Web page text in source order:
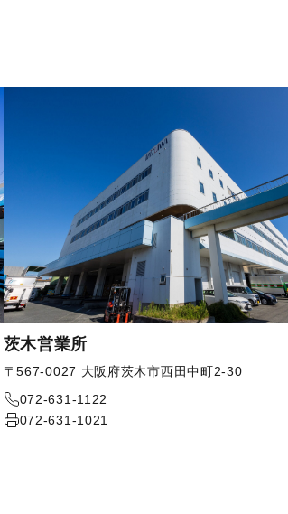
茨木営業所
〒567-0027 大阪府茨木市西田中町2-30
072-631-1122
072-631-1021